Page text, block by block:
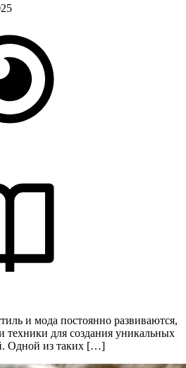
и мода постоянно развиваются,
техники для создания уникальных
Одной из таких […]